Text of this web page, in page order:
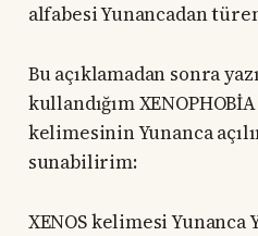
alfabesi Yunancadan
Bu açıklamadan sonra
kullandığım
kelimesinin Yunanca
sunabilirim:
XENOS kelimesi Yunanca